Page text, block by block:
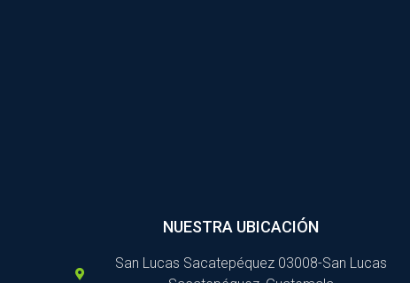
NUESTRA UBICACIÓN
San Lucas Sacatepéquez 03008-San Lucas